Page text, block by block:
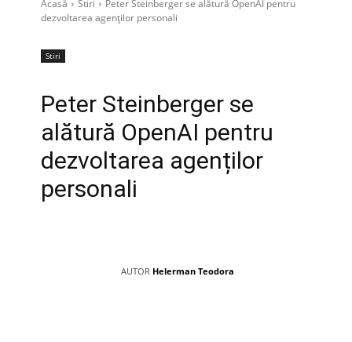
Acasă Stiri
Peter Steinberger se alătură OpenAI pentru
dezvoltarea agenților personali
Stiri
Peter Steinberger se
alătură OpenAI pentru
dezvoltarea agenților
personali
AUTOR Helerman Teodora